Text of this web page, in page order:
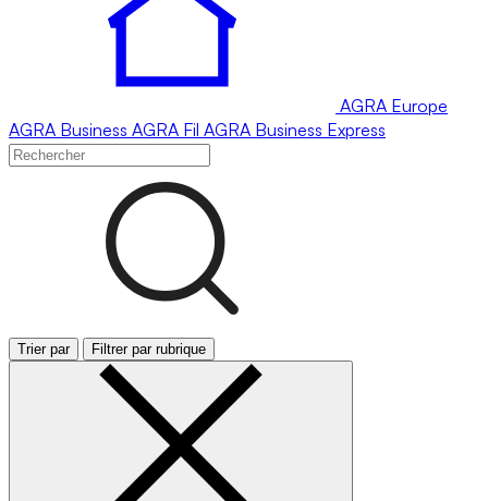
AGRA Europe
AGRA Business AGRA Fil AGRA Business Express
Trier par Filtrer par rubrique